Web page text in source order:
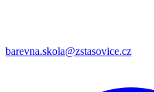
barevna.skola@zstasovice.cz